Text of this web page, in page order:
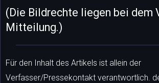
(Die Bildrechte liegen bei dem
Mitteilung.)
Für den Inhalt des Artikels ist allein der
Verfasser/Pressekontakt verantwortlich.